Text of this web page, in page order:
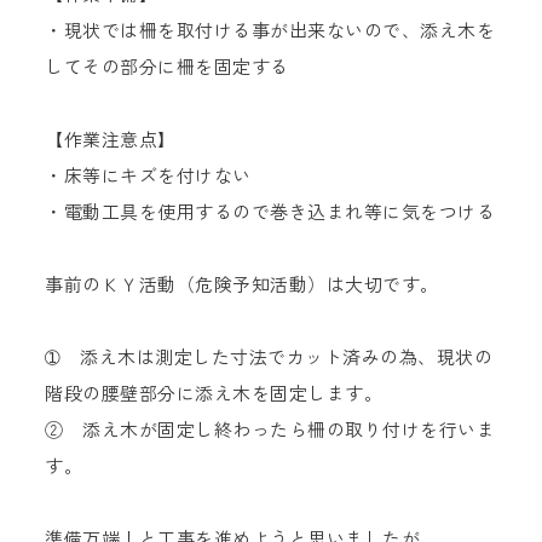
・現状では柵を取付ける事が出来ないので、添え木を
してその部分に柵を固定する
【作業注意点】
・床等にキズを付けない
・電動工具を使用するので巻き込まれ等に気をつける
事前のＫＹ活動（危険予知活動）は大切です。
➀ 添え木は測定した寸法でカット済みの為、現状の
階段の腰壁部分に添え木を固定します。
② 添え木が固定し終わったら柵の取り付けを行いま
す。